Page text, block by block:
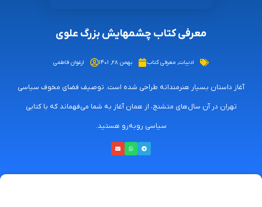
معرفی کتاب چشمهایش بزرگ علوی
ادبیات, معرفی کتاب بهمن ۲۸, ۱۴۰۱ ارغوان فاطمی
آغاز داستان بسیار هنرمندانه طراحی شده‌ است. توصیف فضای مخوف سیاسی
تهران در آن سال‌های متشنج، از همان آغاز به شما می‌فهماند که با کتابی
سیاسی روبه‌رو هستید.